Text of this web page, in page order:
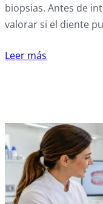
biopsias. Antes de
valorar si el diente
Leer más